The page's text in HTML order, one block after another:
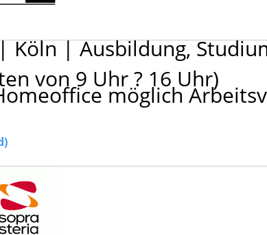
Köln|Ausbildung,
von 9 Uhr ? 16 Uhr)
möglich